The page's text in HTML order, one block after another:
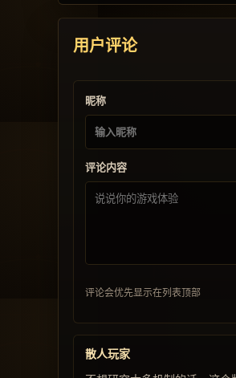
用户评论
昵称
评论内容
评论会优先显示在列表顶部
散人玩家